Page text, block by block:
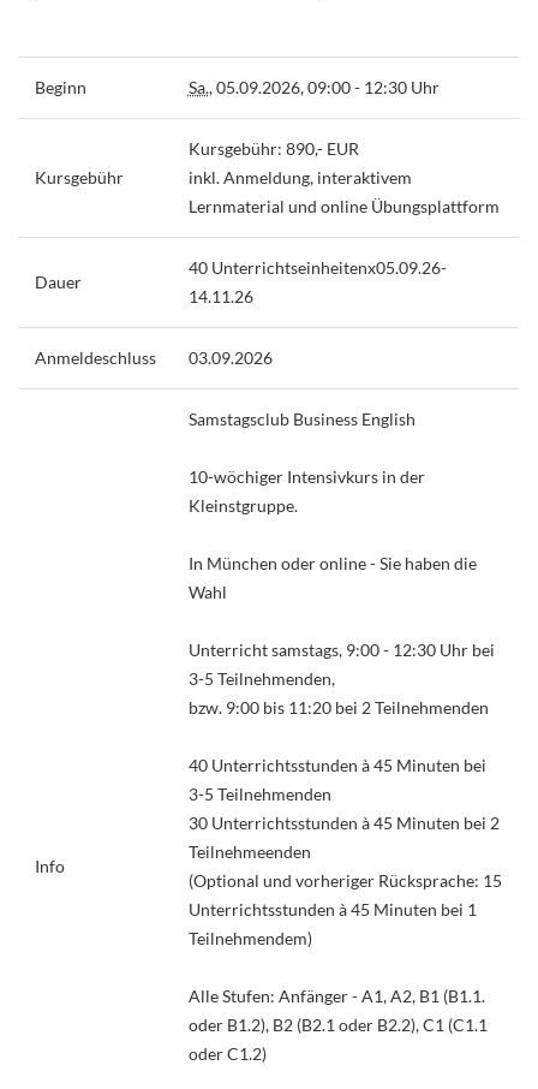
Beginn Sa., 05.09.2026, 09:00 - 12:30 Uhr
Kursgebühr
Kursgebühr: 890,- EUR
inkl. Anmeldung, interaktivem
Lernmaterial und online Übungsplattform
Dauer
40 Unterrichtseinheitenx05.09.26-
14.11.26
Anmeldeschluss 03.09.2026
Info
Samstagsclub Business English
10-wöchiger Intensivkurs in der
Kleinstgruppe.
In München oder online - Sie haben die
Wahl
Unterricht samstags, 9:00 - 12:30 Uhr bei
3-5 Teilnehmenden,
bzw. 9:00 bis 11:20 bei 2 Teilnehmenden
40 Unterrichtsstunden à 45 Minuten bei
3-5 Teilnehmenden
30 Unterrichtsstunden à 45 Minuten bei 2
Teilnehmeenden
(Optional und vorheriger Rücksprache: 15
Unterrichtsstunden à 45 Minuten bei 1
Teilnehmendem)
Alle Stufen: Anfänger - A1, A2, B1 (B1.1.
oder B1.2), B2 (B2.1 oder B2.2), C1 (C1.1
oder C1.2)